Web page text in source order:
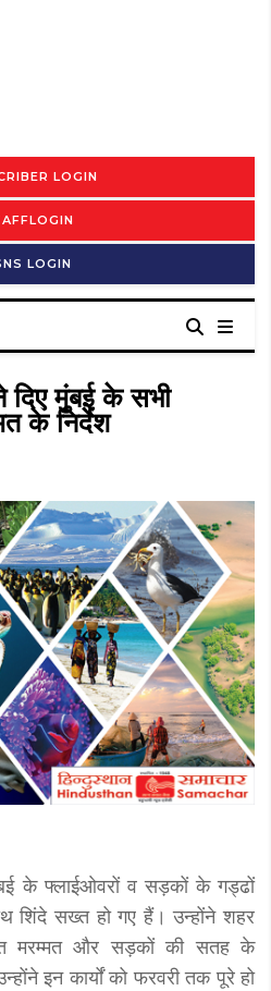
LOGIN
LOGIN
दिए मुंबई के सभी
के निर्देश
के फ्लाईओवरों व सड़कों के गड्ढों
शिंदे सख्त हो गए हैं। उन्होंने शहर
मरम्मत और सड़कों की सतह के
इन कार्यों को फरवरी तक पूरे हो